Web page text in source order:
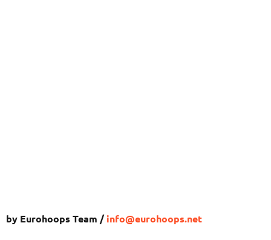
by Eurohoops Team /info@eurohoops.net